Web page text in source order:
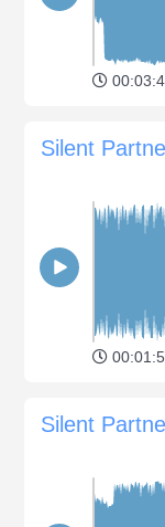
Silent
Silent